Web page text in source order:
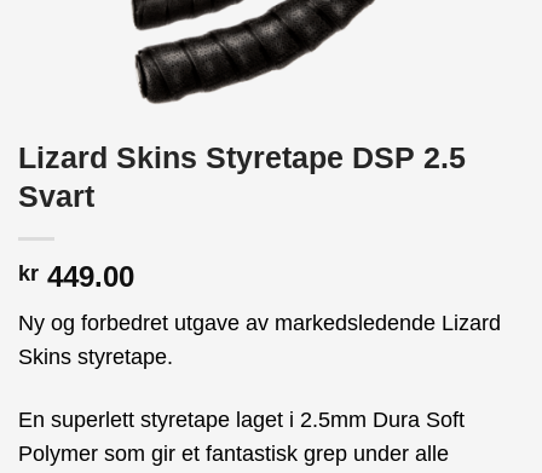
Lizard Skins Styretape DSP 2.5
Svart
kr 449.00
Ny og forbedret utgave av markedsledende Lizard
Skins styretape.
En superlett styretape laget i 2.5mm Dura Soft
Polymer som gir et fantastisk grep under alle